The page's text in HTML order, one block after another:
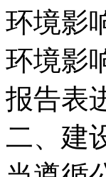
环境影
环境影
报告表
二、建